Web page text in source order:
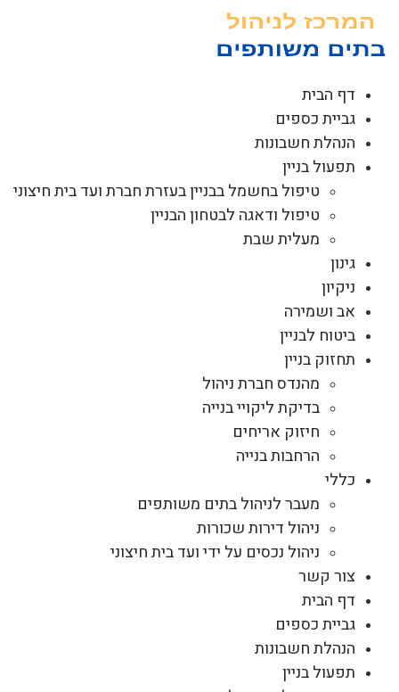
דף הבית
גביית כספים
הנהלת חשבונות
תפעול בניין
טיפול בחשמל בבניין בעזרת חברת ועד בית חיצוני
טיפול ודאגה לבטחון הבניין
מעלית שבת
גינון
ניקיון
אב ושמירה
ביטוח לבניין
תחזוק בניין
מהנדס חברת ניהול
בדיקת ליקויי בנייה
חיזוק אריחים
הרחבות בנייה
כללי
מעבר לניהול בתים משותפים
ניהול דירות שכורות
ניהול נכסים על ידי ועד בית חיצוני
צור קשר
דף הבית
גביית כספים
הנהלת חשבונות
תפעול בניין